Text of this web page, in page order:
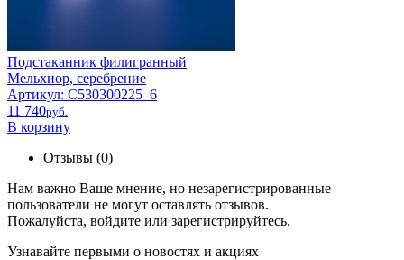
Подстаканник филигранный
Мельхиор, серебрение
Артикул: С530300225_6
11 740pyб.
В корзину
Отзывы (0)
Нам важно Ваше мнение, но незарегистрированные
пользователи не могут оставлять отзывов.
Пожалуйста, войдите или зарегистрируйтесь.
Узнавайте первыми о новостях и акциях